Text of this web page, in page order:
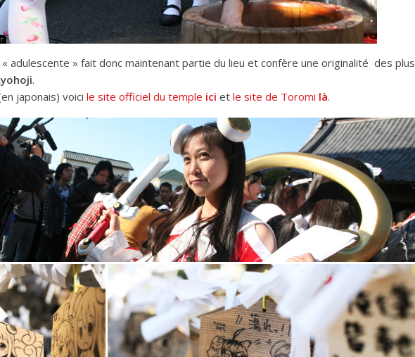
« adulescente » fait donc maintenant partie du lieu et confère une originalité des plus
.
japonais) voici le site officiel du temple ici et le site de Toromi là.